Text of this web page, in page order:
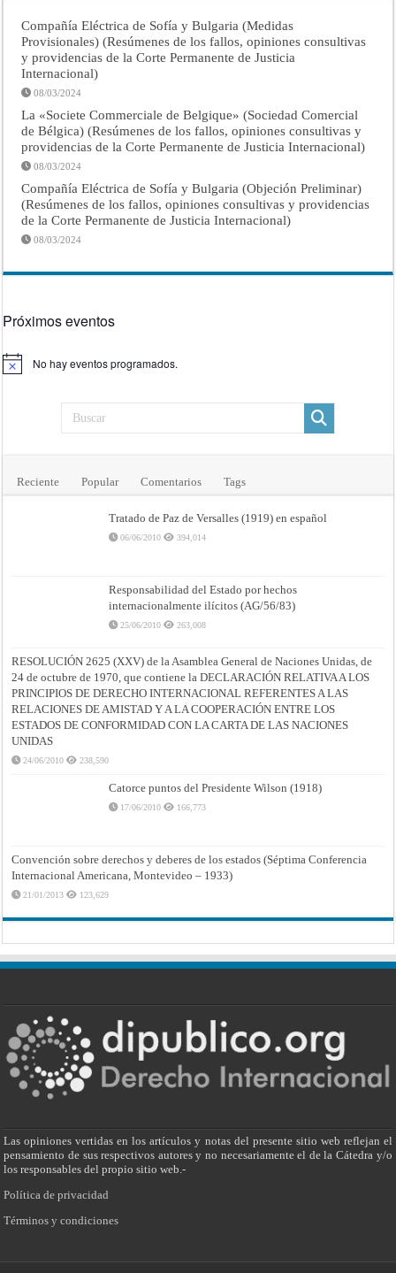
Compañía Eléctrica de Sofía y Bulgaria (Medidas
Provisionales) (Resúmenes de los fallos, opiniones consultivas
y providencias de la Corte Permanente de Justicia
Internacional)
08/03/2024
La «Societe Commerciale de Belgique» (Sociedad Comercial
de Bélgica) (Resúmenes de los fallos, opiniones consultivas y
providencias de la Corte Permanente de Justicia Internacional)
08/03/2024
Compañía Eléctrica de Sofía y Bulgaria (Objeción Preliminar)
(Resúmenes de los fallos, opiniones consultivas y providencias
de la Corte Permanente de Justicia Internacional)
08/03/2024
Próximos eventos
Aviso No hay eventos programados.
Reciente Popular Comentarios Tags
Tratado de Paz de Versalles (1919) en español
06/06/2010 394,014
Responsabilidad del Estado por hechos
internacionalmente ilícitos (AG/56/83)
25/06/2010 263,008
RESOLUCIÓN 2625 (XXV) de la Asamblea General de Naciones Unidas, de
24 de octubre de 1970, que contiene la DECLARACIÓN RELATIVA A LOS
PRINCIPIOS DE DERECHO INTERNACIONAL REFERENTES A LAS
RELACIONES DE AMISTAD Y A LA COOPERACIÓN ENTRE LOS
ESTADOS DE CONFORMIDAD CON LA CARTA DE LAS NACIONES
UNIDAS
24/06/2010 238,590
Catorce puntos del Presidente Wilson (1918)
17/06/2010 166,773
Convención sobre derechos y deberes de los estados (Séptima Conferencia
Internacional Americana, Montevideo – 1933)
21/01/2013 123,629
Las opiniones vertidas en los artículos y notas del presente sitio web reflejan el
pensamiento de sus respectivos autores y no necesariamente el de la Cátedra y/o
los responsables del propio sitio web.-
Política de privacidad
Términos y condiciones